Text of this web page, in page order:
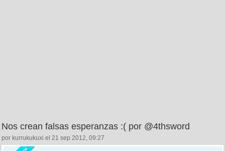
Nos crean falsas esperanzas :( por @4thsword
por kurrukukuxi el 21 sep 2012, 09:27